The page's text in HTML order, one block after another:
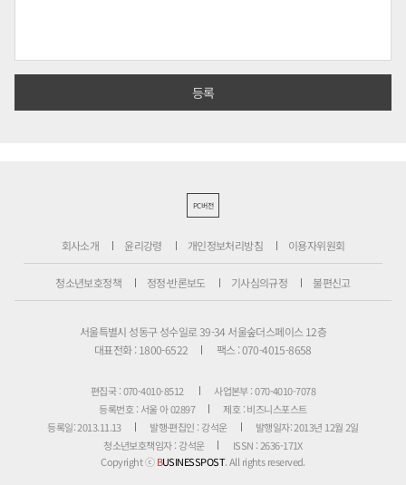
PC버전
회사소개 윤리강령 개인정보처리방침 이용자위원회
청소년보호정책 정정·반론보도 기사심의규정 불편신고
서울특별시 성동구 성수일로 39-34 서울숲더스페이스 12층
대표전화 : 1800-6522
팩스 : 070-4015-8658
편집국 : 070-4010-8512
사업본부 : 070-4010-7078
등록번호 : 서울 아 02897
제호 : 비즈니스포스트
등록일: 2013.11.13
발행·편집인 : 강석운
발행일자: 2013년 12월 2일
청소년보호책임자 : 강석운
ISSN : 2636-171X
Copyright ⓒBUSINESSPOST. All rights reserved.